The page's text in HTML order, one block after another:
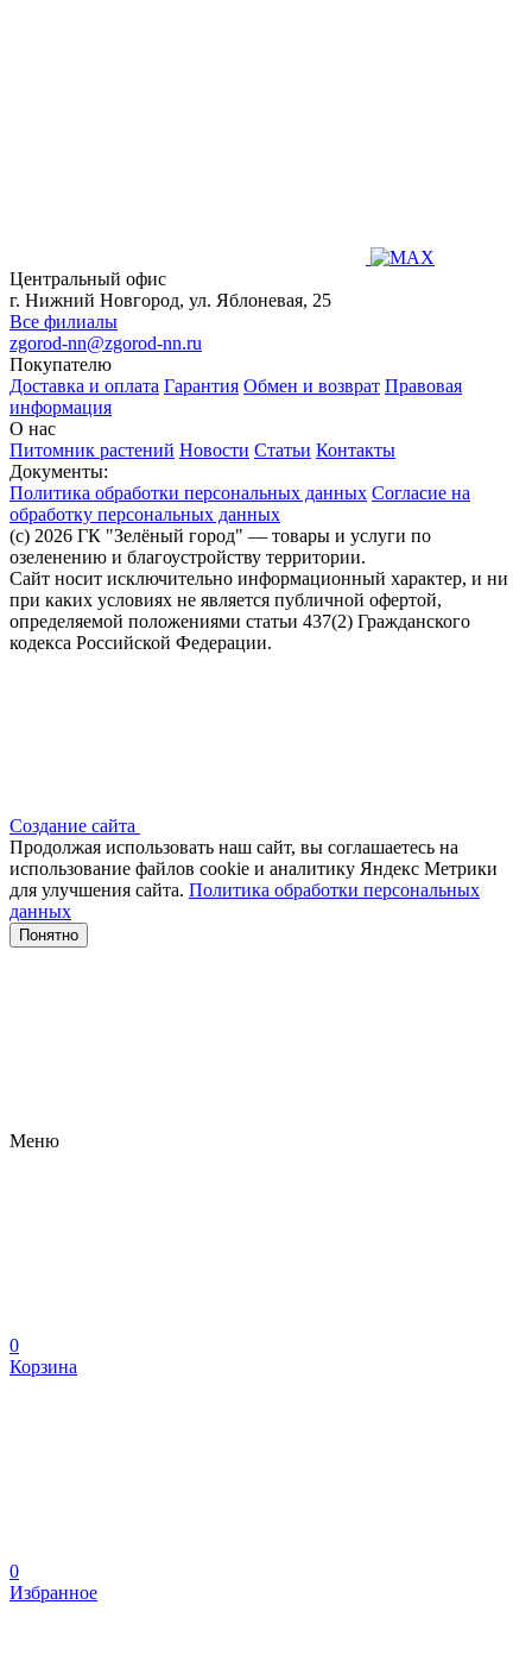
Центральный офис
г. Нижний Новгород, ул. Яблоневая, 25
Все филиалы
zgorod-nn@zgorod-nn.ru
Покупателю
Доставка и оплата Гарантия Обмен и возврат Правовая
информация
О нас
Питомник растений Новости Статьи Контакты
Документы:
Политика обработки персональных данных Согласие на
обработку персональных данных
(c) 2026 ГК "Зелёный город" — товары и услуги по
озеленению и благоустройству территории.
Сайт носит исключительно информационный характер, и ни
при каких условиях не является публичной офертой,
определяемой положениями статьи 437(2) Гражданского
кодекса Российской Федерации.
Создание сайта
Продолжая использовать наш сайт, вы соглашаетесь на
использование файлов сооkіе и аналитику Яндекс Метрики
для улучшения сайта. Политика обработки персональных
данных
Понятно
Меню
0
Корзина
0
Избранное